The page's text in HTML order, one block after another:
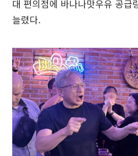
대 편의점에 바나나맛우유 공급
늘렸다.